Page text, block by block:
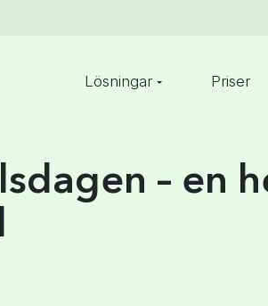
Lösningar Priser
– en